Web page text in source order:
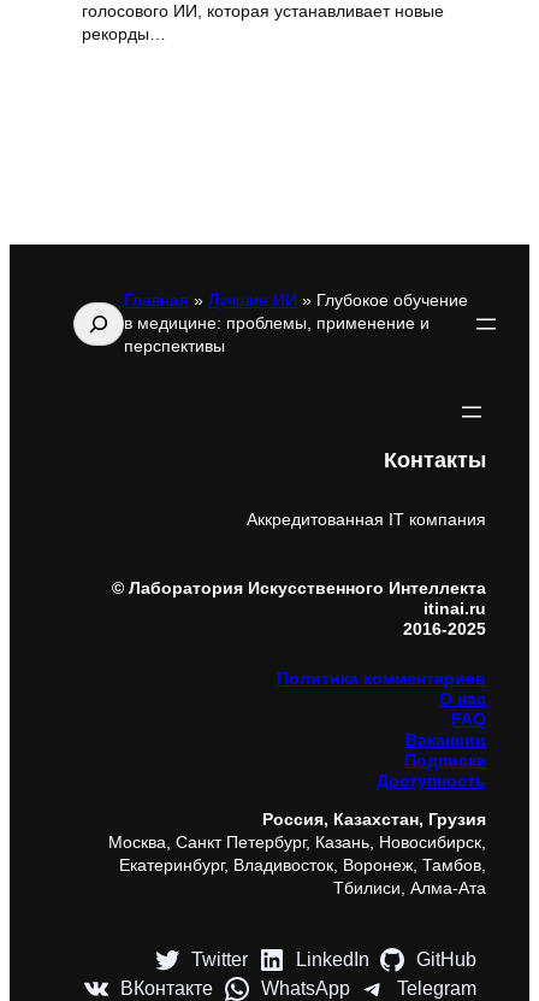
голосового ИИ, которая устанавливает новые
рекорды…
Поиск
Главная » Лучшие ИИ » Глубокое обучение
в медицине: проблемы, применение и
перспективы
Контакты
Аккредитованная IT компания
© Лаборатория Искусственного Интеллекта
itinai.ru
2016-2025
Политика комментариев
О нас
FAQ
Вакансии
Подписка
Доступность
Россия, Казахстан, Грузия
Москва, Санкт Петербург, Казань, Новосибирск,
Екатеринбург, Владивосток, Воронеж, Тамбов,
Тбилиси, Алма-Ата
Twitter LinkedIn
GitHub
ВКонтакте
WhatsApp
Telegram